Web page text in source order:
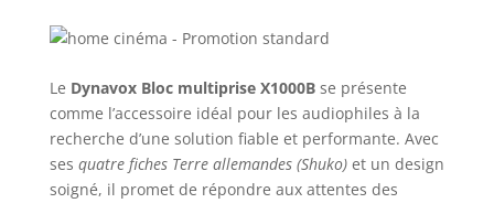
Le Dynavox Bloc multiprise X1000Bse présente
comme l’accessoire idéal pour les audiophiles à la
recherche d’une solution fiable et performante. Avec
ses quatre fiches Terre allemandes (Shuko)et un design
soigné, il promet de répondre aux attentes des